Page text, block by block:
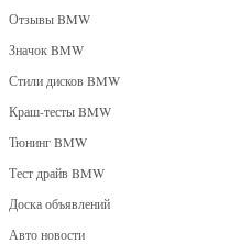
Отзывы BMW
Значок BMW
Стили дисков BMW
Краш-тесты BMW
Тюнинг BMW
Тест драйв BMW
Доска объявлений
Авто новости